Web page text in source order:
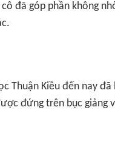
đã góp phần không
Thuận Kiều đến nay
đứng trên bục giảng